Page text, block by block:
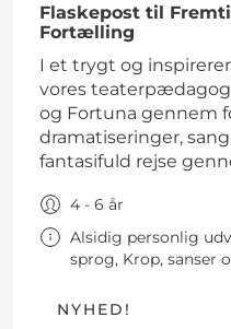
Flaskepost til
Fortælling
I et trygt og
vores
og Fortuna gennem
dramatiseringer,
fantasifuld rejse
4 - 6 år
Alsidig personlig
sprog, Krop, sanser
NYHED!